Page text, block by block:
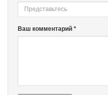
Ваш комментарий *